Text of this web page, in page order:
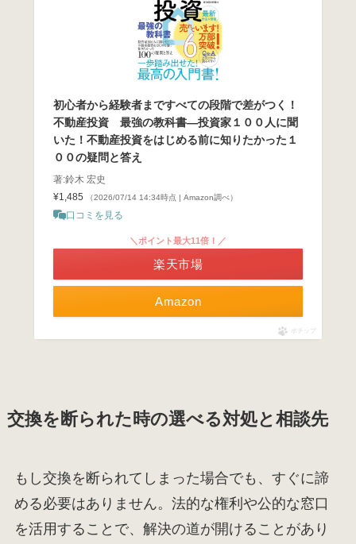
初心者から経験者まですべての段階で差がつく！
不動産投資 最強の教科書―投資家１００人に聞
いた！不動産投資をはじめる前に知りたかった１
００の疑問と答え
著:鈴木 宏史
¥1,485
（2026/07/14 14:34時点 | Amazon調べ）
口コミを見る
Amazon
＼ポイント最大11倍！／
楽天市場
ポチップ
交換を断られた時の選べる対処と相談先
もし交換を断られてしまった場合でも、すぐに諦
める必要はありません。法的な権利や公的な窓口
を活用することで、解決の道が開けることがあり